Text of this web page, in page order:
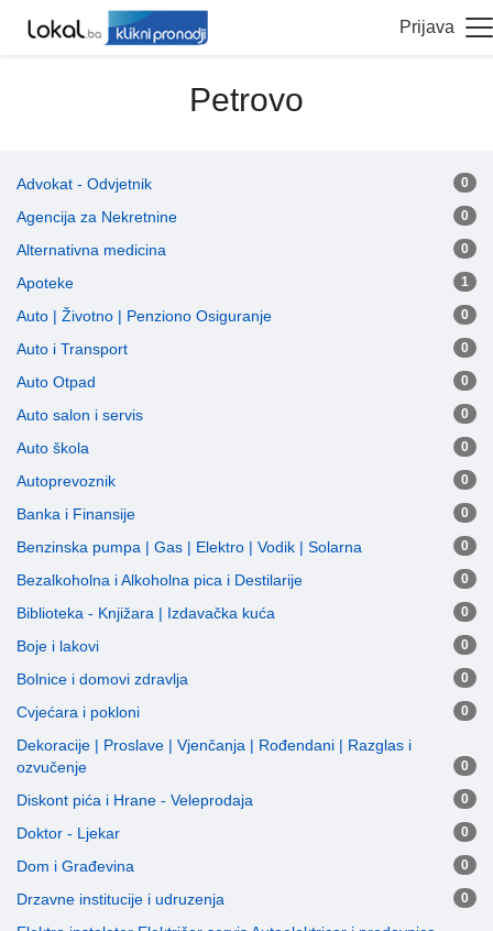
Prijava
Petrovo
Advokat - Odvjetnik 0
Agencija za Nekretnine 0
Alternativna medicina 0
Apoteke 1
Auto | Životno | Penziono Osiguranje 0
Auto i Transport 0
Auto Otpad 0
Auto salon i servis 0
Auto škola 0
Autoprevoznik 0
Banka i Finansije 0
Benzinska pumpa | Gas | Elektro | Vodik | Solarna 0
Bezalkoholna i Alkoholna pica i Destilarije 0
Biblioteka - Knjižara | Izdavačka kuća 0
Boje i lakovi 0
Bolnice i domovi zdravlja 0
Cvjećara i pokloni 0
Dekoracije | Proslave | Vjenčanja | Rođendani | Razglas i
ozvučenje
0
Diskont pića i Hrane - Veleprodaja 0
Doktor - Ljekar 0
Dom i Građevina 0
Drzavne institucije i udruzenja 0